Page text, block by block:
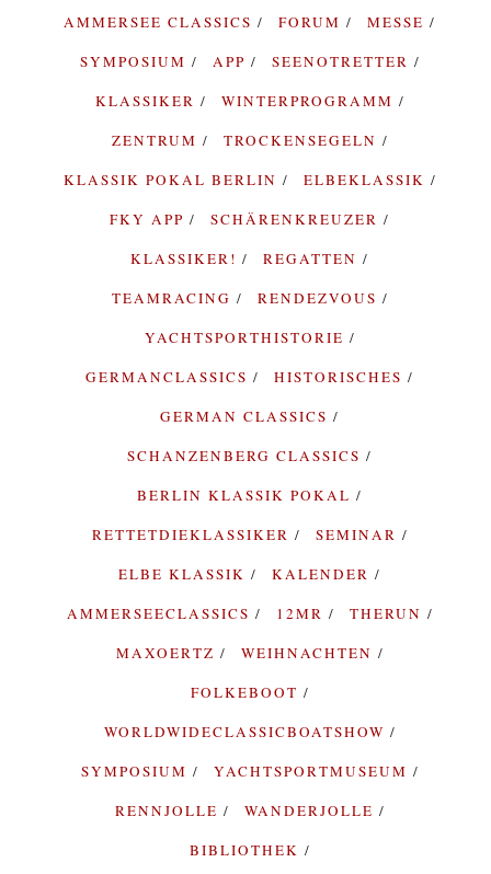
AMMERSEE CLASSICS FORUM
MESSE
SYMPOSIUM
APP
SEENOTRETTER
KLASSIKER
WINTERPROGRAMM
ZENTRUM
TROCKENSEGELN
KLASSIK POKAL BERLIN
ELBEKLASSIK
FKY APP
SCHÄRENKREUZER
KLASSIKER!
REGATTEN
TEAMRACING
RENDEZVOUS
YACHTSPORTHISTORIE
GERMANCLASSICS
HISTORISCHES
GERMAN CLASSICS
SCHANZENBERG CLASSICS
BERLIN KLASSIK POKAL
RETTETDIEKLASSIKER
SEMINAR
ELBE KLASSIK
KALENDER
AMMERSEECLASSICS
12MR
THERUN
MAXOERTZ
WEIHNACHTEN
FOLKEBOOT
WORLDWIDECLASSICBOATSHOW
SYMPOSIUM
YACHTSPORTMUSEUM
RENNJOLLE
WANDERJOLLE
BIBLIOTHEK